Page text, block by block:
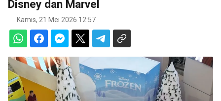
Disney dan Marvel
Kamis, 21 Mei 2026 12:57